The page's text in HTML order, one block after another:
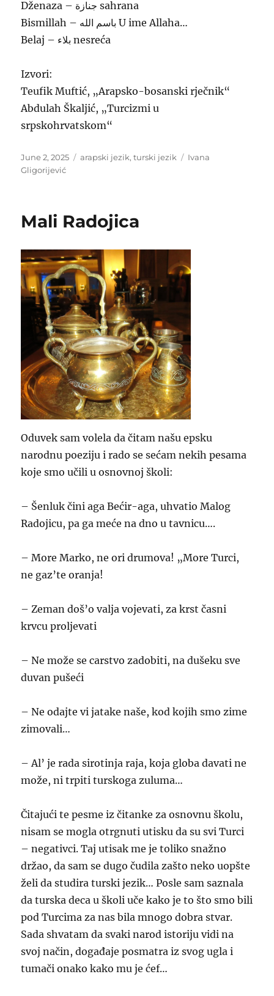
Dženaza – جنازة sahrana
Bismillah – باسم الله U ime Allaha…
Belaj – بلاء nesreća
Izvori:
Teufik Muftić, „Arapsko-bosanski rječnik“
Abdulah Škaljić, „Turcizmi u
srpskohrvatskom“
Posted
on
June 2, 2025 Categories
arapski jezik,turski jezik Tags
Ivana
Gligorijević
Mali Radojica
Oduvek sam volela da čitam našu epsku
narodnu poeziju i rado se sećam nekih pesama
koje smo učili u osnovnoj školi:
– Šenluk čini aga Bećir-aga, uhvatio Malog
Radojicu, pa ga meće na dno u tavnicu….
–More Marko, ne ori drumova! „More Turci,
ne gaz’te oranja!
– Zeman doš’o valja vojevati, za krst časni
krvcu proljevati
– Ne može se carstvo zadobiti, na dušeku sve
duvan pušeći
– Ne odajte vi jatake naše, kod kojih smo zime
zimovali…
– Al’ je rada sirotinja raja, koja globa davati ne
može, ni trpiti turskoga zuluma…
Čitajući te pesme iz čitanke za osnovnu školu,
nisam se mogla otrgnuti utisku da su svi Turci
– negativci. Taj utisak me je toliko snažno
držao, da sam se dugo čudila zašto neko uopšte
želi da studira turski jezik… Posle sam saznala
da turska deca u školi uče kako je to što smo bili
pod Turcima za nas bila mnogo dobra stvar.
Sada shvatam da svaki narod istoriju vidi na
svoj način, događaje posmatra iz svog ugla i
tumači onako kako mu je ćef…